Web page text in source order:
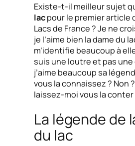
Existe-t-il meilleur sujet
lacpour le premier article
Lacs de France ? Je ne
je l’aime bien la dame du
m’identifie beaucoup à
suis une loutre et pas une
j’aime beaucoup sa
vous la connaissez ? Non
laissez-moi vous la conter
La légende de
du lac